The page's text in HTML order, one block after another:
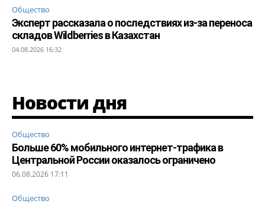
Общество
Эксперт рассказала о последствиях из-за переноса
складов Wildberries в Казахстан
04.08.2026 16:32
Новости дня
Общество
Больше 60% мобильного интернет-трафика в
Центральной России оказалось ограничено
06.08.2026 17:11
Общество